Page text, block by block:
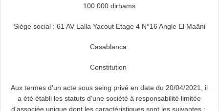
100.000 dirhams
Siège social : 61 AV Lalla Yacout Etage 4 N°16 Angle El Maâni
Casablanca
Constitution
Aux termes d’un acte sous seing privé en date du 20/04/2021, il
a été établi les statuts d’une société à responsabilité limitée
d’associée unique dont les caractéristiques sont les suivantes :